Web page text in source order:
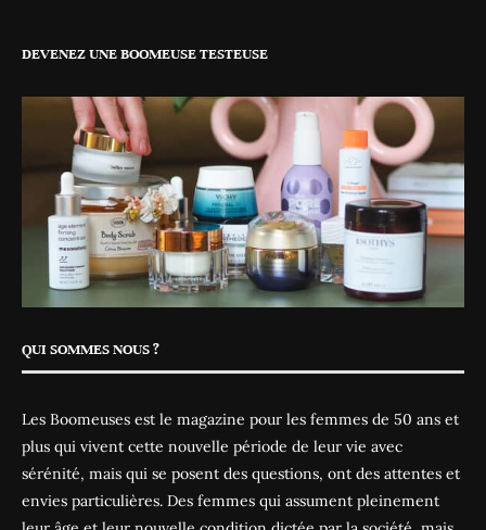
DEVENEZ UNE BOOMEUSE TESTEUSE
QUI SOMMES NOUS ?
Les Boomeuses est le magazine pour les femmes de 50 ans et
plus qui vivent cette nouvelle période de leur vie avec
sérénité, mais qui se posent des questions, ont des attentes et
envies particulières. Des femmes qui assument pleinement